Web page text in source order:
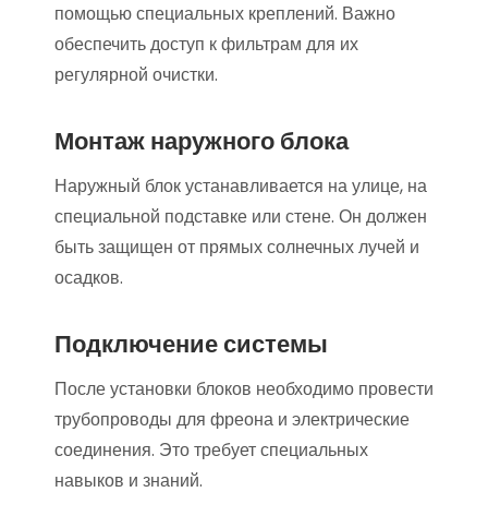
помощью специальных креплений. Важно
обеспечить доступ к фильтрам для их
регулярной очистки.
Монтаж наружного блока
Наружный блок устанавливается на улице, на
специальной подставке или стене. Он должен
быть защищен от прямых солнечных лучей и
осадков.
Подключение системы
После установки блоков необходимо провести
трубопроводы для фреона и электрические
соединения. Это требует специальных
навыков и знаний.